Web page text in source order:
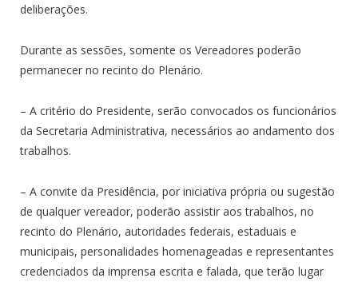
deliberações.
Durante as sessões, somente os Vereadores poderão
permanecer no recinto do Plenário.
– A critério do Presidente, serão convocados os funcionários
da Secretaria Administrativa, necessários ao andamento dos
trabalhos.
– A convite da Presidência, por iniciativa própria ou sugestão
de qualquer vereador, poderão assistir aos trabalhos, no
recinto do Plenário, autoridades federais, estaduais e
municipais, personalidades homenageadas e representantes
credenciados da imprensa escrita e falada, que terão lugar